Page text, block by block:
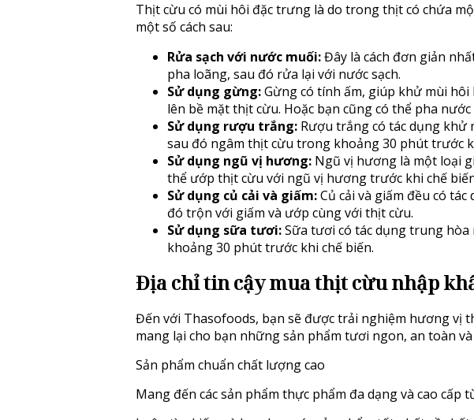
Thịt cừu có mùi hôi đặc trưng là do trong thịt có chứa
một số cách sau:
Rửa sạch với nước muối:Đây là cách đơn giản
pha loãng, sau đó rửa lại với nước sạch.
Sử dụng gừng:Gừng có tính ấm, giúp khử mùi
lên bề mặt thịt cừu. Hoặc bạn cũng có thể pha
Sử dụng rượu trắng: Rượu trắng có tác dụng khử
sau đó ngâm thịt cừu trong khoảng 30 phút trước
Sử dụng ngũ vị hương: Ngũ vị hương là một loại
thể ướp thịt cừu với ngũ vị hương trước khi chế
Sử dụng củ cải và giấm:Củ cải và giấm đều có
đó trộn với giấm và ướp cùng với thịt cừu.
Sử dụng sữa tươi:Sữa tươi có tác dụng trung
khoảng 30 phút trước khi chế biến.
Địa chỉ tin cậy mua thịt cừu nhập
Đến với Thasofoods, bạn sẽ được trải nghiệm hương vị
mang lại cho bạn những sản phẩm tươi ngon, an toàn
Sản phẩm chuẩn chất lượng cao
Mang đến các sản phẩm thực phẩm đa dạng và cao cấp